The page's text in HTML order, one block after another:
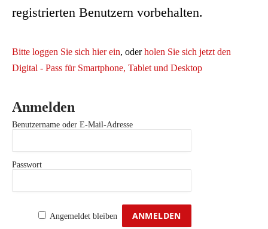
registrierten Benutzern vorbehalten.
Bitte loggen Sie sich hier ein, oderholen Sie sich jetzt den
Digital - Pass für Smartphone, Tablet und Desktop
Anmelden
Benutzername oder E-Mail-Adresse
Passwort
Angemeldet bleiben